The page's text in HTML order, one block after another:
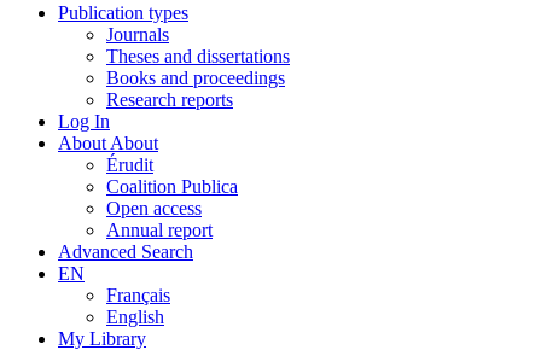
Publication types
Journals
Theses and dissertations
Books and proceedings
Research reports
Log In
About About
Érudit
Coalition Publica
Open access
Annual report
Advanced Search
EN
Français
English
My Library